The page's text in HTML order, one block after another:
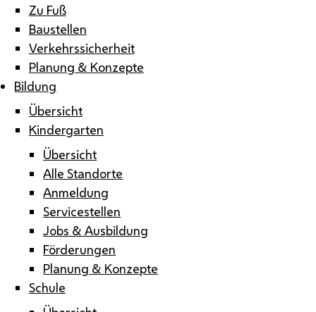
Zu Fuß
Baustellen
Verkehrssicherheit
Planung & Konzepte
Bildung
Übersicht
Kindergarten
Übersicht
Alle Standorte
Anmeldung
Servicestellen
Jobs & Ausbildung
Förderungen
Planung & Konzepte
Schule